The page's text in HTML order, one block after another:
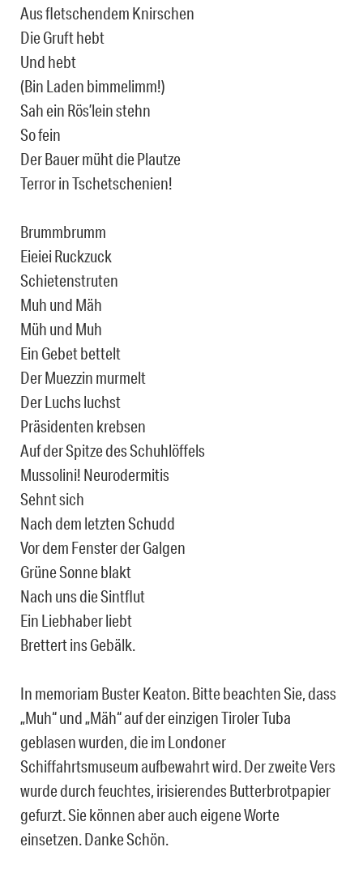
Aus fletschendem Knirschen
Die Gruft hebt
Und hebt
(Bin Laden bimmelimm!)
Sah ein Rös’lein stehn
So fein
Der Bauer müht die Plautze
Terror in Tschetschenien!
Brummbrumm
Eieiei Ruckzuck
Schietenstruten
Muh und Mäh
Müh und Muh
Ein Gebet bettelt
Der Muezzin murmelt
Der Luchs luchst
Präsidenten krebsen
Auf der Spitze des Schuhlöffels
Mussolini! Neurodermitis
Sehnt sich
Nach dem letzten Schudd
Vor dem Fenster der Galgen
Grüne Sonne blakt
Nach uns die Sintflut
Ein Liebhaber liebt
Brettert ins Gebälk.
In memoriam Buster Keaton. Bitte beachten Sie, dass
„Muh“ und „Mäh“ auf der einzigen Tiroler Tuba
geblasen wurden, die im Londoner
Schiffahrtsmuseum aufbewahrt wird. Der zweite Vers
wurde durch feuchtes, irisierendes Butterbrotpapier
gefurzt. Sie können aber auch eigene Worte
einsetzen. Danke Schön.